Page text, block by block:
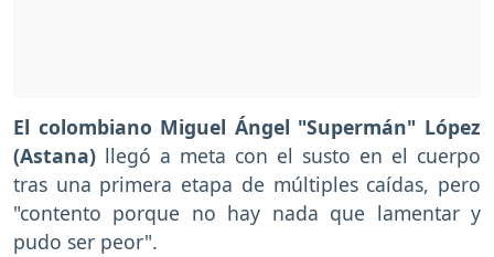
El colombiano Miguel Ángel "Supermán" López
(Astana) llegó a meta con el susto en el cuerpo
tras una primera etapa de múltiples caídas, pero
"contento porque no hay nada que lamentar y
pudo ser peor".